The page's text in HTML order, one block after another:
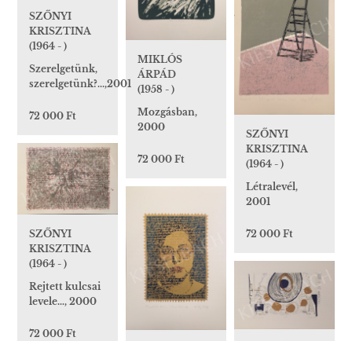
MIKLÓS
ÁRPÁD
(1958 - )
Mozgásban,
2000
72 000 Ft
SZŐNYI
KRISZTINA
(1964 - )
Szerelgetünk,
szerelgetünk?...,2001
72 000 Ft
SZŐNYI
KRISZTINA
(1964 - )
Létralevél,
2001
72 000 Ft
SZŐNYI
KRISZTINA
(1964 - )
Rejtett kulcsai
levele…, 2000
72 000 Ft